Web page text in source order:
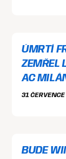
ÚMRTÍ
ZEMŘEL
AC
31
BUDE